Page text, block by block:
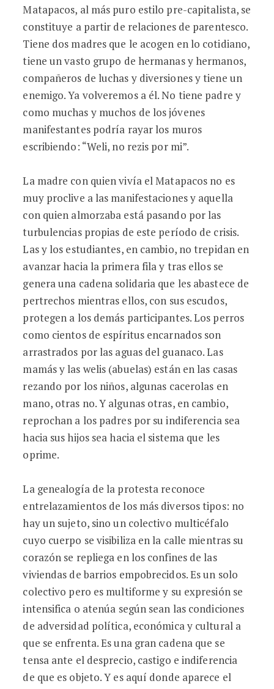
Matapacos, al más puro estilo pre-capitalista, se
constituye a partir de relaciones de parentesco.
Tiene dos madres que le acogen en lo cotidiano,
tiene un vasto grupo de hermanas y hermanos,
compañeros de luchas y diversiones y tiene un
enemigo. Ya volveremos a él. No tiene padre y
como muchas y muchos de los jóvenes
manifestantes podría rayar los muros
escribiendo: “Weli, no rezis por mi”.
La madre con quien vivía el Matapacos no es
muy proclive a las manifestaciones y aquella
con quien almorzaba está pasando por las
turbulencias propias de este período de crisis.
Las y los estudiantes, en cambio, no trepidan en
avanzar hacia la primera fila y tras ellos se
genera una cadena solidaria que les abastece de
pertrechos mientras ellos, con sus escudos,
protegen a los demás participantes. Los perros
como cientos de espíritus encarnados son
arrastrados por las aguas del guanaco. Las
mamás y las welis (abuelas) están en las casas
rezando por los niños, algunas cacerolas en
mano, otras no. Y algunas otras, en cambio,
reprochan a los padres por su indiferencia sea
hacia sus hijos sea hacia el sistema que les
oprime.
La genealogía de la protesta reconoce
entrelazamientos de los más diversos tipos: no
hay un sujeto, sino un colectivo multicéfalo
cuyo cuerpo se visibiliza en la calle mientras su
corazón se repliega en los confines de las
viviendas de barrios empobrecidos. Es un solo
colectivo pero es multiforme y su expresión se
intensifica o atenúa según sean las condiciones
de adversidad política, económica y cultural a
que se enfrenta. Es una gran cadena que se
tensa ante el desprecio, castigo e indiferencia
de que es objeto. Y es aquí donde aparece el